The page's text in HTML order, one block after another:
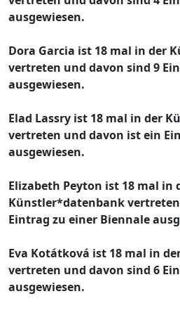
ausgewiesen.
Dora Garcia ist 18 mal in der
vertreten und davon sind 9
ausgewiesen.
Elad Lassry ist 18 mal in der
vertreten und davon ist ein
ausgewiesen.
Elizabeth Peyton ist 18 mal in
Künstler*datenbank
Eintrag zu einer Biennale
Eva Kotátková ist 18 mal in
vertreten und davon sind 6
ausgewiesen.